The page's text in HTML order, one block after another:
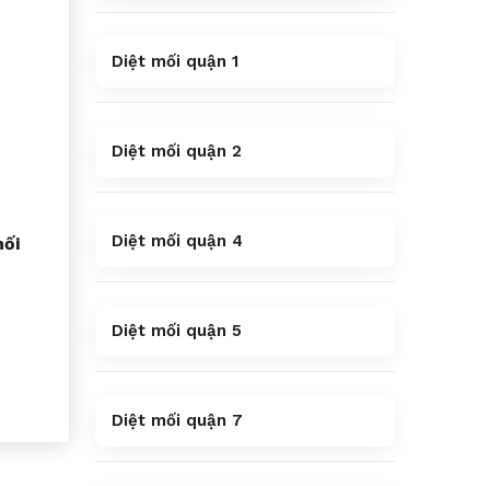
Diệt mối quận 1
Diệt mối quận 2
Diệt mối quận 4
Diệt mối quận 5
Diệt mối quận 7